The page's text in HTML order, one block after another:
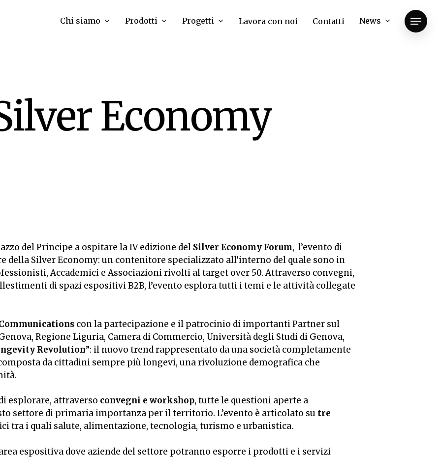
Chi siamo Prodotti Progetti Lavora con noi Contatti News Menu
Economy
del Principe a ospitare la IV edizione del Silver Economy Forum, l’evento di
Silver Economy: un contenitore specializzato all’interno del quale sono in
Accademici e Associazioni rivolti al target over 50. Attraverso convegni,
di spazi espositivi B2B, l’evento esplora tutti i temi e le attività collegate
con la partecipazione e il patrocinio di importanti Partner sul
Regione Liguria, Camera di Commercio, Università degli Studi di Genova,
Revolution”: il nuovo trend rappresentato da una società completamente
da cittadini sempre più longevi, una rivoluzione demografica che
esplorare, attraverso convegni e workshop, tutte le questioni aperte a
settore di primaria importanza per il territorio. L’evento è articolato su tre
tra i quali salute, alimentazione, tecnologia, turismo e urbanistica.
espositiva dove aziende del settore potranno esporre i prodotti e i servizi